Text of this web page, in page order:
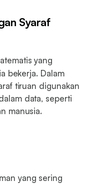
Syaraf
yang
bekerja. Dalam
tiruan digunakan
data, seperti
manusia.
yang sering